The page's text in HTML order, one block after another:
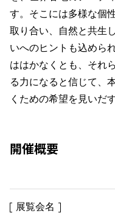
す。そこには多様な個
取り合い、自然と共生
いへのヒントも込めら
ははかなくとも、それ
る力になると信じて、
くための希望を見いだ
開催概要
展覧会名